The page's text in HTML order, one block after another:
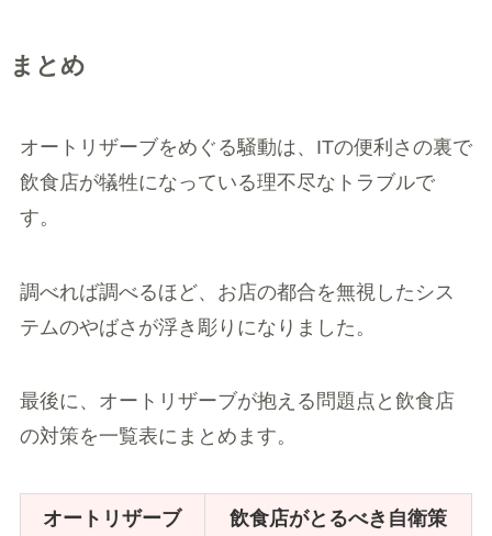
まとめ
オートリザーブをめぐる騒動は、ITの便利さの裏で
飲食店が犠牲になっている理不尽なトラブルで
す。
調べれば調べるほど、お店の都合を無視したシス
テムのやばさが浮き彫りになりました。
最後に、オートリザーブが抱える問題点と飲食店
の対策を一覧表にまとめます。
オートリザーブ
飲食店がとるべき自衛策